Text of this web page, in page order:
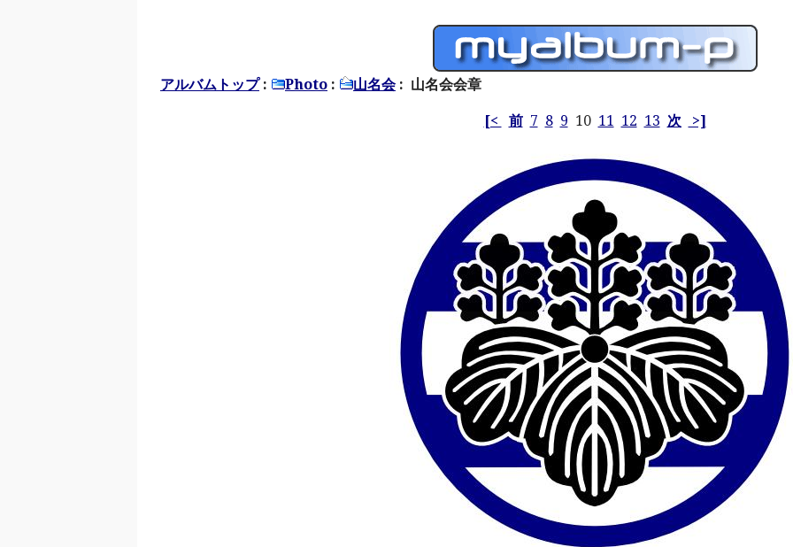
アルバムトップ: Photo : 山名会: 山名会会章
[< 前 7 8 9 10 11 12 13 次 >]